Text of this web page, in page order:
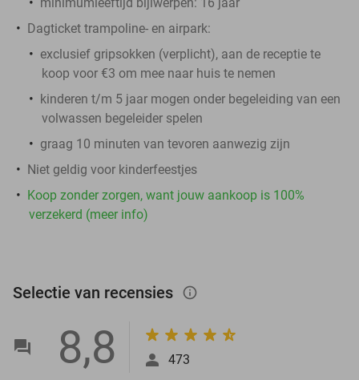
Dagticket trampoline- en airpark:
exclusief gripsokken (verplicht), aan de receptie te
koop voor €3 om mee naar huis te nemen
kinderen t/m 5 jaar mogen onder begeleiding van een
volwassen begeleider spelen
graag 10 minuten van tevoren aanwezig zijn
Niet geldig voor kinderfeestjes
Koop zonder zorgen, want jouw aankoop is 100%
verzekerd (meer info)
Selectie van recensies info_outlined
8,8 473